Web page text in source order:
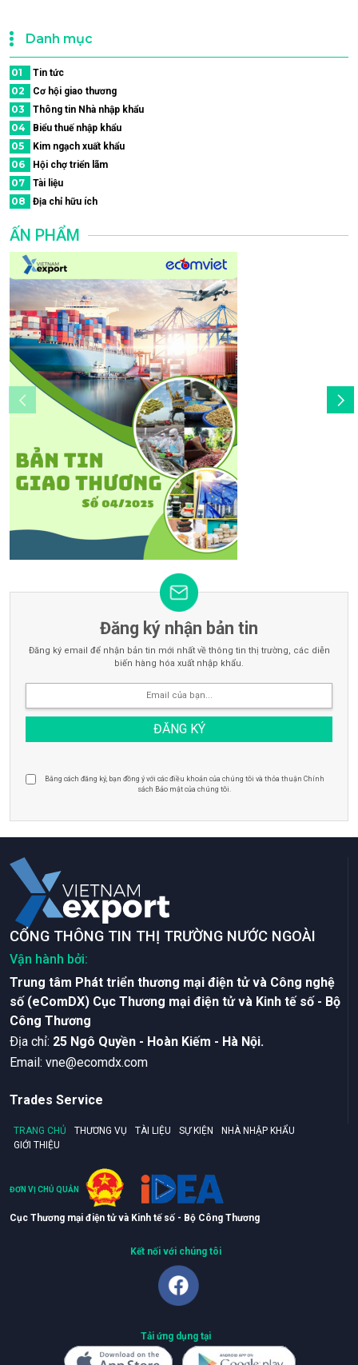
Danh mục
01 Tin tức
02 Cơ hội giao thương
03 Thông tin Nhà nhập khẩu
04 Biểu thuế nhập khẩu
05 Kim ngạch xuất khẩu
06 Hội chợ triển lãm
07 Tài liệu
08 Địa chỉ hữu ích
ẤN PHẨM
Đăng ký nhận bản tin
Đăng ký email để nhận bản tin mới nhất về thông tin thị trường, các diễn
biến hàng hóa xuất nhập khẩu.
Bằng cách đăng ký, bạn đồng ý với các điều khoản của chúng tôi và thỏa thuận Chính
sách Bảo mật của chúng tôi.
CỔNG THÔNG TIN THỊ TRƯỜNG NƯỚC NGOÀI
Vận hành bởi:
Trung tâm Phát triển thương mại điện tử và Công nghệ
số (eComDX) Cục Thương mại điện tử và Kinh tế số - Bộ
Công Thương
Ðịa chỉ: 25 Ngô Quyền - Hoàn Kiếm - Hà Nội.
Email: vne@ecomdx.com
Trades Service
TRANG CHỦ THƯƠNG VỤ TÀI LIỆU SỰ KIỆN
NHÀ NHẬP KHẨU
GIỚI THIỆU
ĐƠN VỊ CHỦ QUẢN
Cục Thương mại điện tử và Kinh tế số - Bộ Công Thương
Kết nối với chúng tôi
Tải ứng dụng tại